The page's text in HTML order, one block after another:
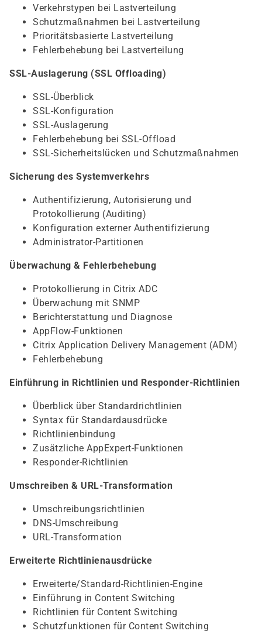
Verkehrstypen bei Lastverteilung
Schutzmaßnahmen bei Lastverteilung
Prioritätsbasierte Lastverteilung
Fehlerbehebung bei Lastverteilung
SSL-Auslagerung (SSL Offloading)
SSL-Überblick
SSL-Konfiguration
SSL-Auslagerung
Fehlerbehebung bei SSL-Offload
SSL-Sicherheitslücken und Schutzmaßnahmen
Sicherung des Systemverkehrs
Authentifizierung, Autorisierung und
Protokollierung (Auditing)
Konfiguration externer Authentifizierung
Administrator-Partitionen
Überwachung & Fehlerbehebung
Protokollierung in Citrix ADC
Überwachung mit SNMP
Berichterstattung und Diagnose
AppFlow-Funktionen
Citrix Application Delivery Management (ADM)
Fehlerbehebung
Einführung in Richtlinien und Responder-Richtlinien
Überblick über Standardrichtlinien
Syntax für Standardausdrücke
Richtlinienbindung
Zusätzliche AppExpert-Funktionen
Responder-Richtlinien
Umschreiben & URL-Transformation
Umschreibungsrichtlinien
DNS-Umschreibung
URL-Transformation
Erweiterte Richtlinienausdrücke
Erweiterte/Standard-Richtlinien-Engine
Einführung in Content Switching
Richtlinien für Content Switching
Schutzfunktionen für Content Switching